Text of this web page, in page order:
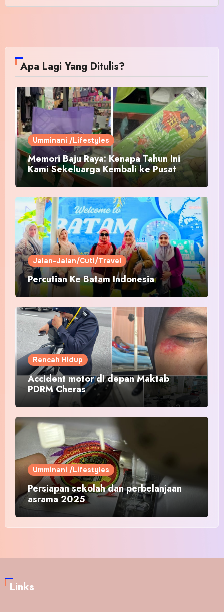
Apa Lagi Yang Ditulis?
Umminani /Lifestyles
Memori Baju Raya: Kenapa Tahun Ini
Kami Sekeluarga Kembali ke Pusat
Pakaian Hari-Hari?
Jalan-Jalan/Cuti/Travel
Percutian Ke Batam Indonesia
Rencah Hidup
Accident motor di depan Maktab
PDRM Cheras
Umminani /Lifestyles
Persiapan sekolah dan perbelanjaan
asrama 2025
Links